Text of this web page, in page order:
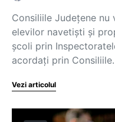
Consiliile Județene
elevilor navetiști și
școli prin
acordați prin
Vezi articolul